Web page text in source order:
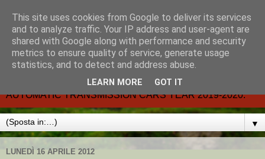
CARMATIC-®-All about
automatic cars.
Dal 2002- email.-marcvent@inwind.it.- NEW BOOK-
AUTOMATIC TRANSMISSION CARS YEAR 2019-2020.
▼
LUNEDÌ 16 APRILE 2012
This site uses cookies from Google to deliver its services
and to analyze traffic. Your IP address and user-agent are
shared with Google along with performance and security
metrics to ensure quality of service, generate usage
statistics, and to detect and address abuse.
LEARN MORE GOT IT